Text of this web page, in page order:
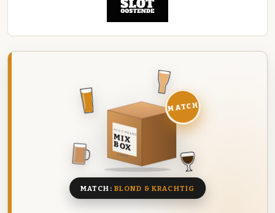
DEZE MAAND
MIX
BOX
8 BIEREN
MATCH
MATCH: BLOND & KRACHTIG